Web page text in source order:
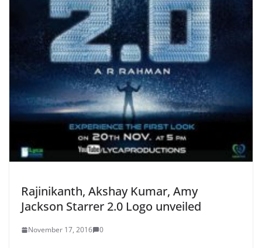
Rajinikanth, Akshay Kumar, Amy
Jackson Starrer 2.0 Logo unveiled
November 17, 2016 0